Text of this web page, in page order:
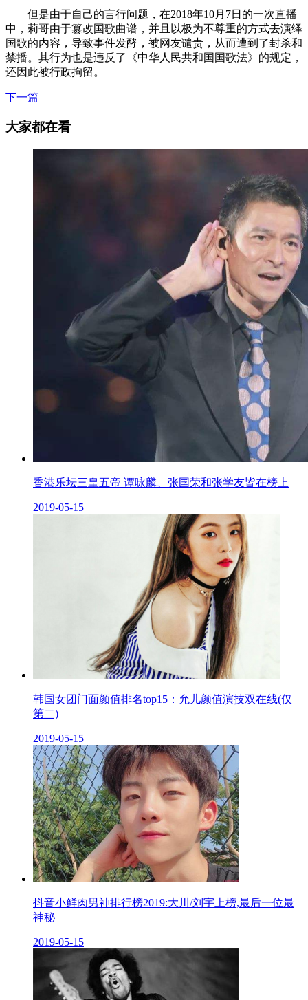
但是由于自己的言行问题，在2018年10月7日的一次直播
中，莉哥由于篡改国歌曲谱，并且以极为不尊重的方式去演绎
国歌的内容，导致事件发酵，被网友谴责，从而遭到了封杀和
禁播。其行为也是违反了《中华人民共和国国歌法》的规定，
还因此被行政拘留。
下一篇
大家都在看
香港乐坛三皇五帝 谭咏麟、张国荣和张学友皆在榜上
2019-05-15
韩国女团门面颜值排名top15：允儿颜值演技双在线(仅
第二)
2019-05-15
抖音小鲜肉男神排行榜2019:大川/刘宇上榜,最后一位最
神秘
2019-05-15